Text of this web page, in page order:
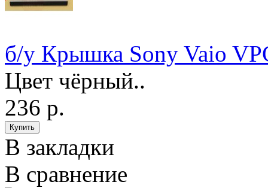
б/у Крышка Sony Vaio
Цвет чёрный..
236 р.
В закладки
В сравнение